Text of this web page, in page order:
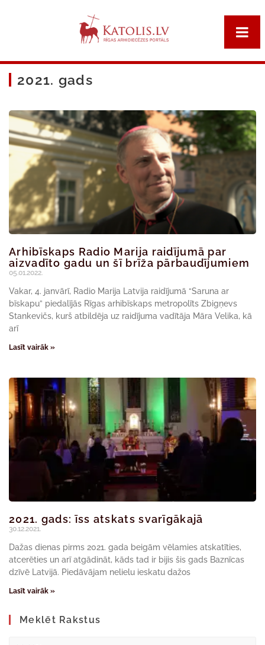
2021. gads
Arhibīskaps Radio Marija raidījumā par
aizvadīto gadu un šī brīža pārbaudījumiem
05.01.2022.
Vakar, 4. janvārī, Radio Marija Latvija raidījumā “Saruna ar
bīskapu” piedalījās Rīgas arhibīskaps metropolīts Zbigņevs
Stankevičs, kurš atbildēja uz raidījuma vadītāja Māra Velika, kā
arī
Lasīt vairāk »
2021. gads: īss atskats svarīgākajā
30.12.2021.
Dažas dienas pirms 2021. gada beigām vēlamies atskatīties,
atcerēties un arī atgādināt, kāds tad ir bijis šis gads Baznīcas
dzīvē Latvijā. Piedāvājam nelielu ieskatu dažos
Lasīt vairāk »
Meklēt Rakstus